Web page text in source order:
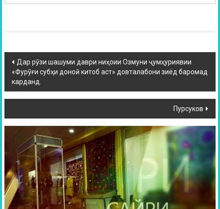
Дар рӯзи шашуми даври ниҳоии Озмуни ҷумҳуриявии
«Фурӯғи субҳи доноӣ китоб аст» довталабони зиёд баромад
карданд.
Пурсуков